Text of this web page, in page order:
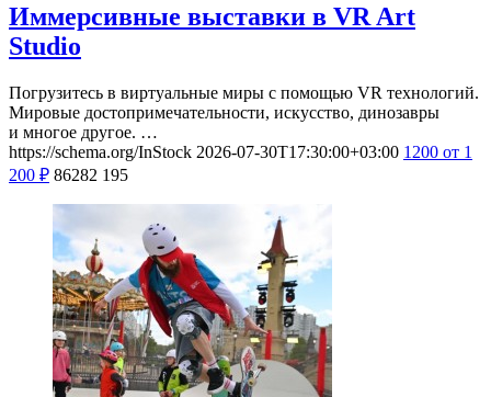
Иммерсивные выставки в VR Art
Studio
Погрузитесь в виртуальные миры с помощью VR технологий.
Мировые достопримечательности, искусство, динозавры
и многое другое. …
https://schema.org/InStock 2026-07-30T17:30:00+03:00 1200 от 1
200 ₽ 86282 195